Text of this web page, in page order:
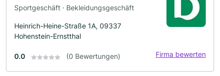
Sportgeschäft · Bekleidungsgeschäft
Heinrich-Heine-Straße 1A, 09337
Hohenstein-Ernstthal
0.0 (0 Bewertungen) Firma bewerten